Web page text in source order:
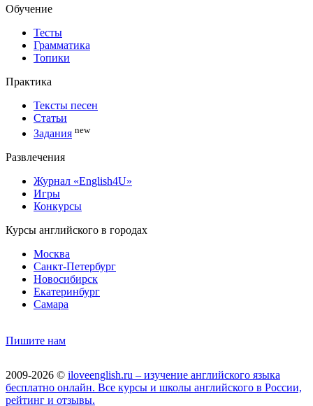
Обучение
Тесты
Грамматика
Топики
Практика
Тексты песен
Статьи
Задания new
Развлечения
Журнал «English4U»
Игры
Конкурсы
Курсы английского в городах
Москва
Санкт-Петербург
Новосибирск
Екатеринбург
Самара
Пишите нам
2009-2026 © iloveenglish.ru – изучение английского языка
бесплатно онлайн. Все курсы и школы английского в России,
рейтинг и отзывы.